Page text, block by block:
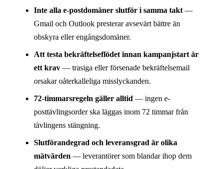
Inte alla e-postdomäner slutför i samma takt —
Gmail och Outlook presterar avsevärt bättre än
obskyra eller engångsdomäner.
Att testa bekräftelseflödet innan kampanjstart är
ett krav — trasiga eller försenade bekräftelsemail
orsakar oåterkalleliga misslyckanden.
72-timmarsregeln gäller alltid — ingen e-
posttävlingsorder ska läggas inom 72 timmar från
tävlingens stängning.
Slutförandegrad och leveransgrad är olika
mätvärden — leverantörer som blandar ihop dem